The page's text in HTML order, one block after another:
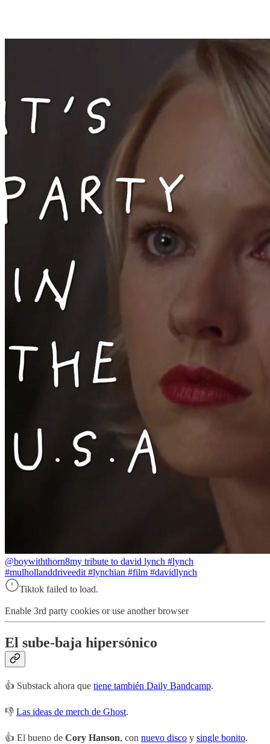
@boywiththorn8my tribute to david lynch #lynch
#mulhollanddriveedit #lynchian #film #davidlynch
Tiktok failed to load.
Enable 3rd party cookies or use another browser
El sube-baja hipersónico
👍 Substack ahora que tiene también Daily Bandcamp.
👎 Las ideas de merch de Ghost.
👍 El bueno de Cory Hanson, con nuevo disco y single bonito.